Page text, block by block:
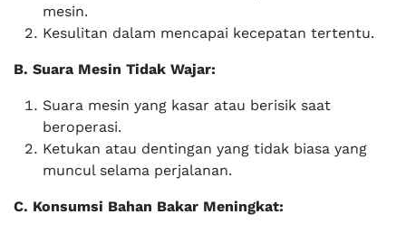
mesin.
Kesulitan dalam mencapai kecepatan tertentu.
B. Suara Mesin Tidak Wajar:
Suara mesin yang kasar atau berisik saat
beroperasi.
Ketukan atau dentingan yang tidak biasa yang
muncul selama perjalanan.
C. Konsumsi Bahan Bakar Meningkat: